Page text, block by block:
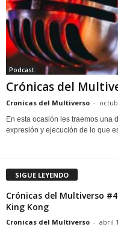
Podcast
Crónicas del
Cronicas del Multiverso -
En esta ocasión les traemos una
expresión y ejecución de lo que
SIGUE LEYENDO
Crónicas del Multiverso
King Kong
Cronicas del Multiverso - abril